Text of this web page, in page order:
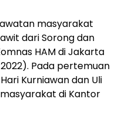
masyarakat
dari Sorong dan
HAM di Jakarta
Pada pertemuan
Kurniawan dan Uli
di Kantor